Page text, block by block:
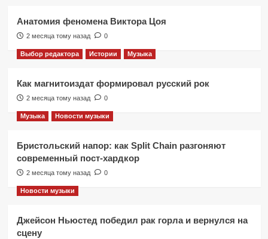
Анатомия феномена Виктора Цоя
2 месяца тому назад 0
Выбор редактора Истории Музыка
Как магнитоиздат формировал русский рок
2 месяца тому назад 0
Музыка Новости музыки
Бристольский напор: как Split Chain разгоняют
современный пост-хардкор
2 месяца тому назад 0
Новости музыки
Джейсон Ньюстед победил рак горла и вернулся на
сцену